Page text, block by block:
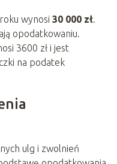
wynosi 30 000 zł.
opodatkowaniu.
3600 zł i jest
na podatek
ulg i zwolnień